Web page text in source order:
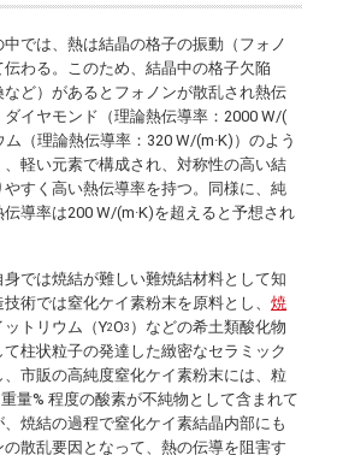
では、熱は結晶の格子の振動（フォノ
わる。このため、結晶中の格子欠陥
など）があるとフォノンが散乱され熱伝
イヤモンド（理論熱伝導率：2000 W/(
（理論熱伝導率：320 W/(m·K)）のよう
軽い元素で構成され、対称性の高い結
すく高い熱伝導率を持つ。同様に、純
導率は200 W/(m·K)を超えると予想され
では焼結が難しい難焼結材料として知
術では窒化ケイ素粉末を原料とし、焼
トリウム（Y2O3 ）などの希土類酸化物
て柱状粒子の発達した緻密なセラミック
市販の高純度窒化ケイ素粉末には、粒
量% 程度の酸素が不純物として含まれて
焼結の過程で窒化ケイ素結晶内部にも
散乱要因となって、熱の伝導を阻害す